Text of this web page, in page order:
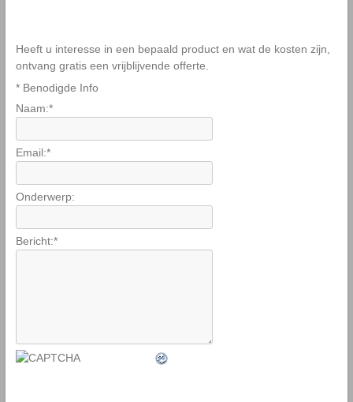
Heeft u interesse in een bepaald product en wat de kosten zijn,
ontvang gratis een vrijblijvende offerte.
* Benodigde Info
Naam:*
Email:*
Onderwerp:
Bericht:*